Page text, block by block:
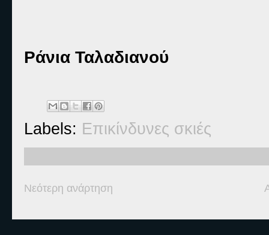
Ράνια Ταλαδιανού
Labels: Επικίνδυνες σκιές
Νεότερη ανάρτηση